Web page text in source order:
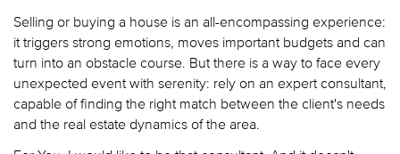
Selling or buying a house is an all-encompassing experience:
it triggers strong emotions, moves important budgets and can
turn into an obstacle course. But there is a way to face every
unexpected event with serenity: rely on an expert consultant,
capable of finding the right match between the client's needs
and the real estate dynamics of the area.